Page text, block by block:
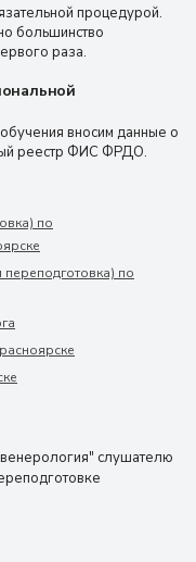
процедурой.
большинство
раза.
вносим данные о
реестр ФИС ФРДО.
по
по
слушателю